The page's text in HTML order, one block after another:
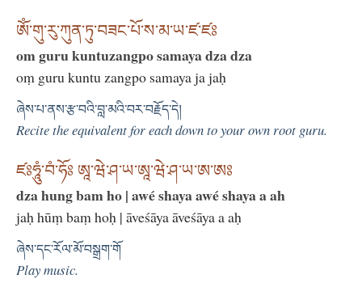
ཨོཾ་གུ་རུ་ཀུན་ཏུ་བཟང་པོ་ས་མ་ཡ་ཛ་ཛཿ
om guru kuntuzangpo samaya dza dza
oṃ guru kuntu zangpo samaya ja jaḥ
ཞེས་པ་ནས་རྩ་བའི་བླ་མའི་བར་བརྗོད་དེ།
Recite the equivalent for each down to your own root guru.
ཛཿཧཱུཾ་བཾ་ཧོཿ ཨཱ་ཝེ་ཤ་ཡ་ཨཱ་ཝེ་ཤ་ཡ་ཨ་ཨཿ
dza hung bam ho | awé shaya awé shaya a ah
jaḥ hūṃ baṃ hoḥ | āveśāya āveśāya a aḥ
ཞེས་དང་རོལ་མོ་བསྒྲག་གོ
Play music.